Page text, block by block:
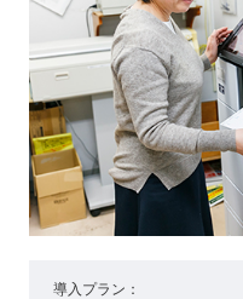
導入プラン：